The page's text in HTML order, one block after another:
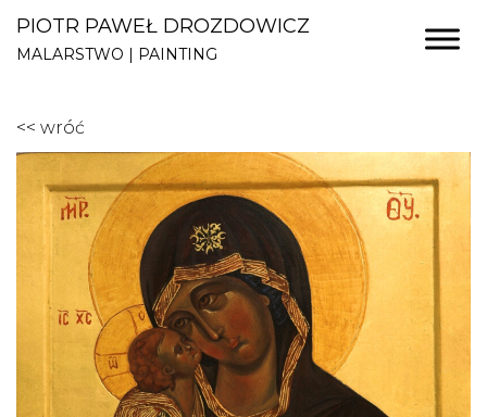
PIOTR PAWEŁ DROZDOWICZ
MALARSTWO | PAINTING
<< wróć